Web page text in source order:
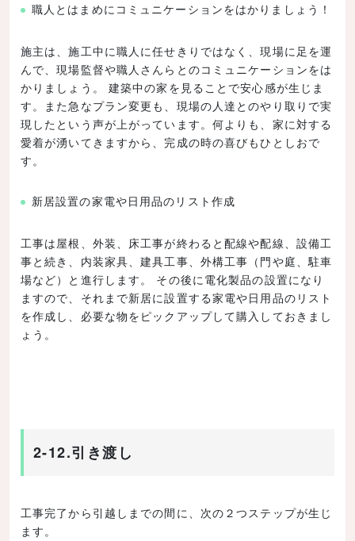
職人とはまめにコミュニケーションをはかりましょう！
施主は、施工中に職人に任せきりではなく、現場に足を運
んで、現場監督や職人さんらとのコミュニケーションをは
かりましょう。 建築中の家を見ることで安心感が生じま
す。また急なプラン変更も、現場の人達とのやり取りで実
現したという声が上がっています。何よりも、家に対する
愛着が湧いてきますから、完成の時の喜びもひとしおで
す。
新居設置の家電や日用品のリスト作成
工事は屋根、外装、床工事が終わると配線や配線、設備工
事と続き、内装家具、建具工事、外構工事（門や庭、駐車
場など）と進行します。 その後に電化製品の設置になり
ますので、それまで新居に設置する家電や日用品のリスト
を作成し、必要な物をピックアップして購入しておきまし
ょう。
2-12.引き渡し
工事完了から引越しまでの間に、次の２つステップが生じ
ます。